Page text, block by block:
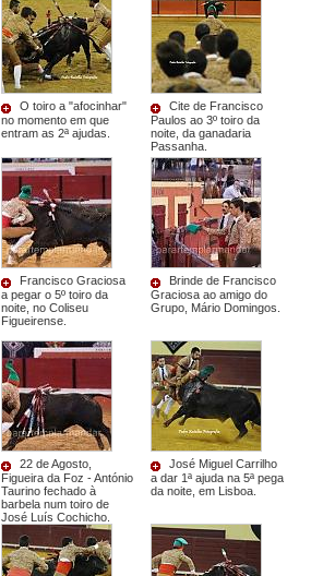
O toiro a "afocinhar"
no momento em que
entram as 2ª ajudas.
Cite de Francisco
Paulos ao 3º toiro da
noite, da ganadaria
Passanha.
Francisco Graciosa
a pegar o 5º toiro da
noite, no Coliseu
Figueirense.
Brinde de Francisco
Graciosa ao amigo do
Grupo, Mário Domingos.
22 de Agosto,
Figueira da Foz - António
Taurino fechado à
barbela num toiro de
José Luís Cochicho.
José Miguel Carrilho
a dar 1ª ajuda na 5ª pega
da noite, em Lisboa.